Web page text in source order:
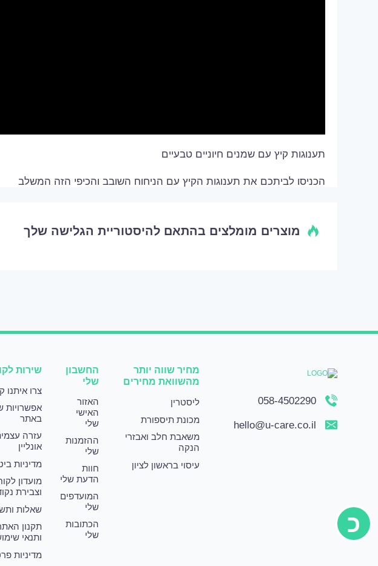
תענוגות קיץ עם שמנים חיוניים טבעיים
הכניסו לביתכם את תענוגות הקיץ עם הניחוח השובב והכיפי הזה המשלב
מוצרים מומלצים בהתאם להיסטוריית הגלישה שלך
058-4502290
hello@u-care.co.il
מחיר שווה יותר
מהשוואת מחירים
ליסטרין
מכונת תיספורת
משאבת חלב ואבזרי
הנקה
עיסוי בראשון לציון
החשבון
שלי
האזור
האישי
שלי
ההזמנות
שלי
חוות
הדעת שלי
המועדפים
שלי
הכתובות
שלי
שירות
צרו איתנו
אפשרויות
באתר
עזרה
אונליין
מדיניות
מועדון
וצבירת
שאלות
תקנון
ותנאי
מדיניות
כ